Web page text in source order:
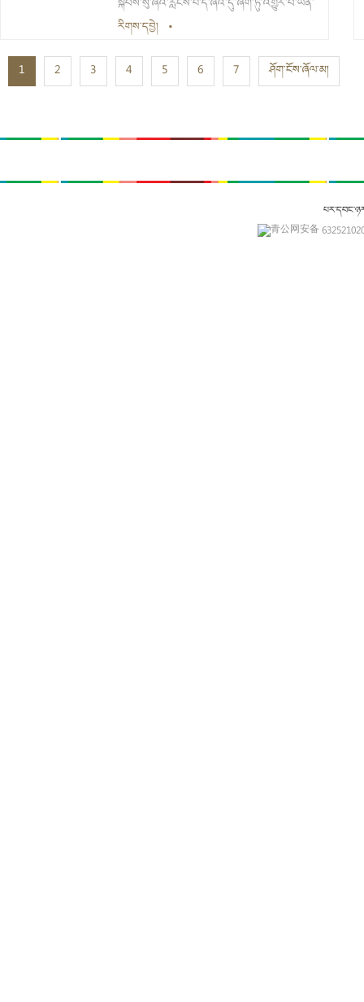
སྐབས་སུ་ཞའི་རླངས་པ་དེ་ཞའི་དུ་ཞག་ཏུ་འགྱུར་བ་ཡིན་
ཞིང་། ཞ་ཕྱེ་དཀར་པོ་བཟོ་བའི་གོ་རིམ་ཁྲོད་དུ་ཞའི་དུ་
བ་དང་། མཁའ་དབུགས་ཁྲོད་ཀྱི་ཞའི་དུ་ཞག་གིས་མིའི་
རིགས་དབྱེ། •
1 2 3 4 5 6 7 ཤོག་ངོས་ཞོལ་མ།
青公网安备